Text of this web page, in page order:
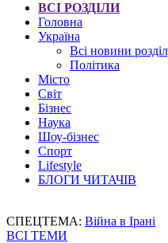
ВСІ РОЗДІЛИ
Головна
Україна
Всі новини
Політика
Місто
Світ
Бізнес
Наука
Шоу-бізнес
Спорт
Lifestyle
БЛОГИ ЧИТАЧІВ
СПЕЦТЕМА: Війна в Ірані
ВСІ ТЕМИ